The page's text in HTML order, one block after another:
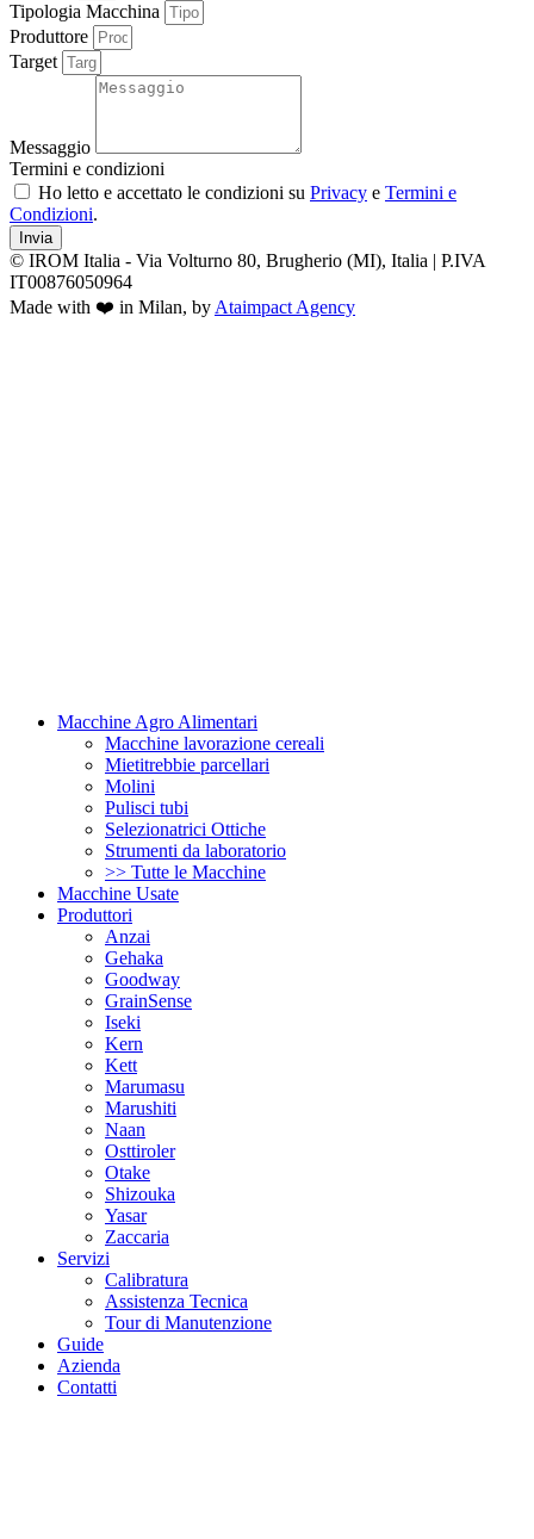
Tipologia Macchina
Produttore
Target
Messaggio
Termini e condizioni
Ho letto e accettato le condizioni su Privacy e Termini e
Condizioni.
Invia
© IROM Italia - Via Volturno 80, Brugherio (MI), Italia | P.IVA
IT00876050964
Made with ❤️ in Milan, by Ataimpact Agency
Macchine Agro Alimentari
Macchine lavorazione cereali
Mietitrebbie parcellari
Molini
Pulisci tubi
Selezionatrici Ottiche
Strumenti da laboratorio
>> Tutte le Macchine
Macchine Usate
Produttori
Anzai
Gehaka
Goodway
GrainSense
Iseki
Kern
Kett
Marumasu
Marushiti
Naan
Osttiroler
Otake
Shizouka
Yasar
Zaccaria
Servizi
Calibratura
Assistenza Tecnica
Tour di Manutenzione
Guide
Azienda
Contatti